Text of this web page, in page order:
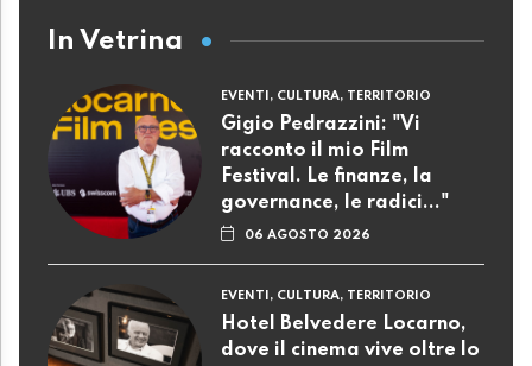
In Vetrina
EVENTI, CULTURA, TERRITORIO
Gigio Pedrazzini: "Vi
racconto il mio Film
Festival. Le finanze, la
governance, le radici..."
06 AGOSTO 2026
EVENTI, CULTURA, TERRITORIO
Hotel Belvedere Locarno,
dove il cinema vive oltre lo